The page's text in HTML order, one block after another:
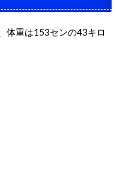
体重は153センの43キロ